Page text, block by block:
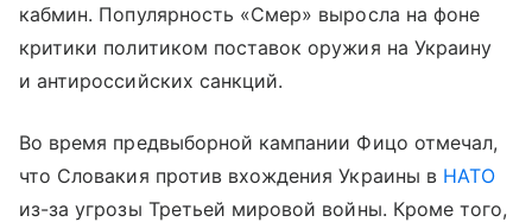
кабмин. Популярность «Смер» выросла на фоне
критики политиком поставок оружия на Украину
и антироссийских санкций.
Во время предвыборной кампании Фицо отмечал,
что Словакия против вхождения Украины в НАТО
из-за угрозы Третьей мировой войны. Кроме того,